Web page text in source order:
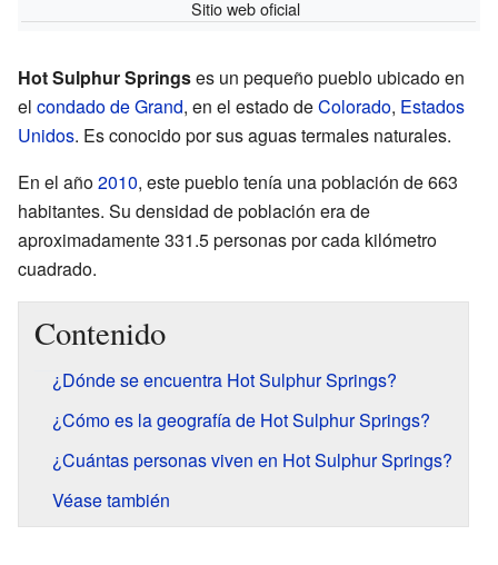
Sitio web oficial
Hot Sulphur Springses un pequeño pueblo ubicado en
el condado de Grand, en el estado deColorado, Estados
Unidos. Es conocido por sus aguas termales naturales.
En el año2010, este pueblo tenía una población de 663
habitantes. Su densidad de población era de
aproximadamente 331.5 personas por cada kilómetro
cuadrado.
Contenido
¿Dónde se encuentra Hot Sulphur Springs?
¿Cómo es la geografía de Hot Sulphur Springs?
¿Cuántas personas viven en Hot Sulphur Springs?
Véase también